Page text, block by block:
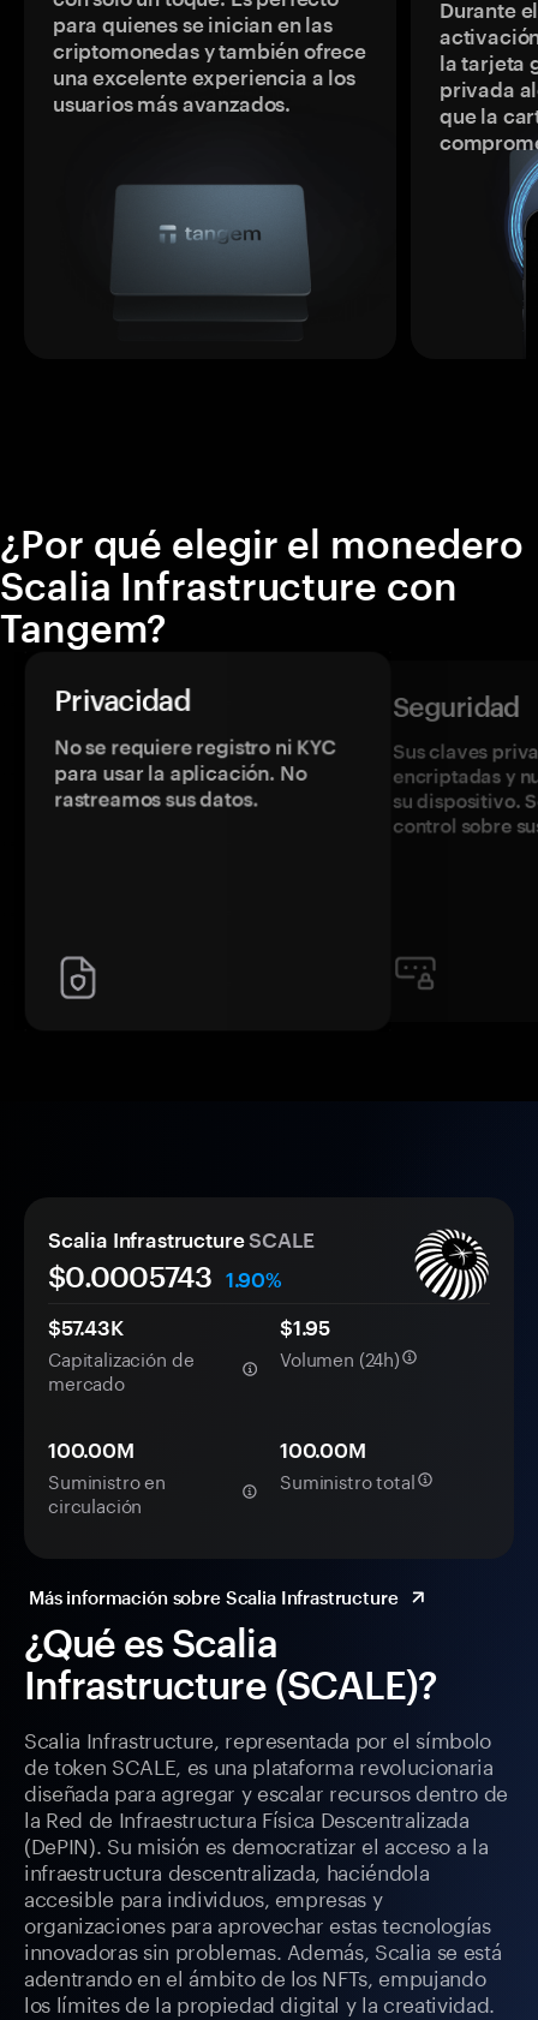
para quienes se inician en las
criptomonedas y también ofrece
una excelente experiencia a los
usuarios más avanzados.
Durante
la tarjeta
privada
que la
¿Por qué elegir el monedero
Scalia Infrastructure con
Tangem?
Privacidad
No se requiere registro ni KYC
para usar la aplicación. No
rastreamos sus datos.
Seguridad
Sus claves
encriptadas y
su dispositivo.
control sobre
¿Qué es Scalia
Infrastructure (SCALE)?
Scalia Infrastructure, representada por el símbolo
de token SCALE, es una plataforma revolucionaria
diseñada para agregar y escalar recursos dentro de
la Red de Infraestructura Física Descentralizada
(DePIN). Su misión es democratizar el acceso a la
infraestructura descentralizada, haciéndola
accesible para individuos, empresas y
organizaciones para aprovechar estas tecnologías
innovadoras sin problemas. Además, Scalia se está
adentrando en el ámbito de los NFTs, empujando
los límites de la propiedad digital y la creatividad.
Scalia InfrastructureSCALE
$0.0005743
1.90%
$57.43K
Capitalización de
mercado
$1.95
Volumen (24h)
100.00M
Suministro en
circulación
100.00M
Suministro total
Más información sobre Scalia Infrastructure